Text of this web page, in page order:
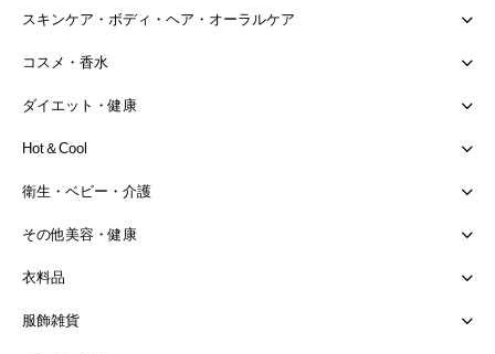
スキンケア・ボディ・ヘア・オーラルケア
コスメ・香水
ダイエット・健康
Hot＆Cool
衛生・ベビー・介護
その他美容・健康
衣料品
服飾雑貨